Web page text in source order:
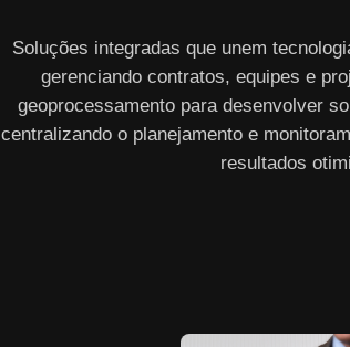
Soluções integradas que unem
gerenciando contratos, equipes e
geoprocessamento para desenvolver
centralizando o planejamento e
resultados